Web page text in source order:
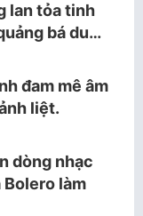
lan tỏa tinh
bá du…
đam mê âm
liệt.
dòng nhạc
làm